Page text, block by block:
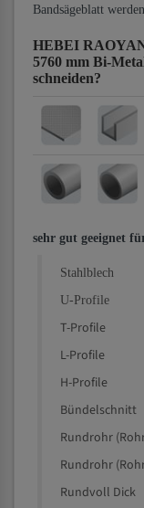
Bandsägeblatt
HEBEI
5760 mm Bi-
schneiden?
sehr gut geeignet
Stahlblech
U-Profile
T-Profile
L-Profile
H-Profile
Bündelschnitt
Rundrohr
Rundrohr
Rundvoll Dick